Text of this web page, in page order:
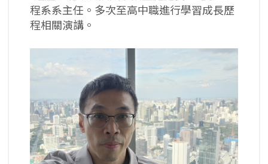
程系系主任。多次至高中職進行學習成長歷
程相關演講。